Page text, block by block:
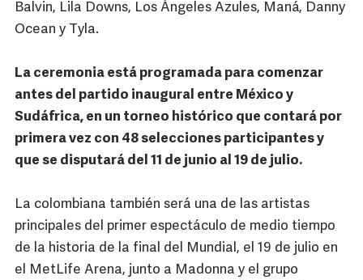
Balvin, Lila Downs, Los Ángeles Azules, Maná, Danny
Ocean y Tyla.
La ceremonia está programada para comenzar
antes del partido inaugural entre México y
Sudáfrica, en un torneo histórico que contará por
primera vez con 48 selecciones participantes y
que se disputará del 11 de junio al 19 de julio.
La colombiana también será una de las artistas
principales del primer espectáculo de medio tiempo
de la historia de la final del Mundial, el 19 de julio en
el MetLife Arena, junto a Madonna y el grupo